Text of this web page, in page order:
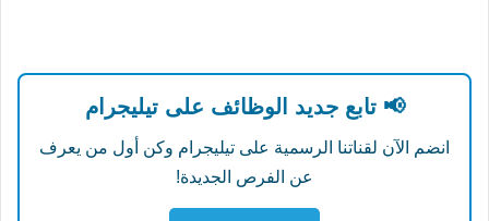
📢 تابع جديد الوظائف على تيليجرام
انضم الآن لقناتنا الرسمية على تيليجرام وكن أول من يعرف
عن الفرص الجديدة!